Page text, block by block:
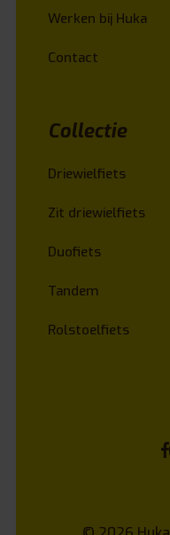
Werken bij Huka
Contact
Collectie
Driewielfiets
Zit driewielfiets
Duofiets
Tandem
Rolstoelfiets